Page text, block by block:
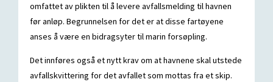
omfattet av plikten til å levere avfallsmelding til havnen
før anløp. Begrunnelsen for det er at disse fartøyene
anses å være en bidragsyter til marin forsøpling.
Det innføres også et nytt krav om at havnene skal utstede
avfallskvittering for det avfallet som mottas fra et skip.